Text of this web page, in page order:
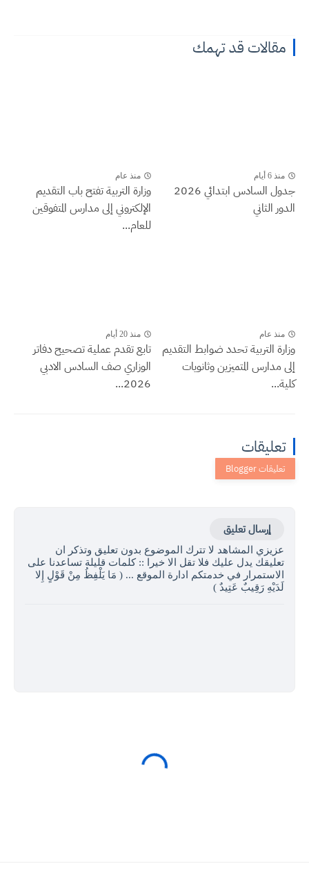
مقالات قد تهمك
منذ 6 أيام
جدول السادس ابتدائي 2026
الدور الثاني
منذ عام
وزارة التربية تفتح باب التقديم
الإلكتروني إلى مدارس المتفوقين
للعام...
منذ عام
وزارة التربية تحدد ضوابط التقديم
إلى مدارس المتميزين وثانويات
كلية...
منذ 20 أيام
تابع تقدم عملية تصحيح دفاتر
الوزاري صف السادس الادبي
2026...
تعليقات
إرسال تعليق
عزيزي المشاهد لا تترك الموضوع بدون تعليق وتذكر ان
تعليقك يدل عليك فلا تقل الا خيرا :: كلمات قليلة تساعدنا على
الاستمرار في خدمتكم ادارة الموقع ... ( مَا يَلْفِظُ مِنْ قَوْلٍ إِلا
لَدَيْهِ رَقِيبٌ عَتِيدٌ )